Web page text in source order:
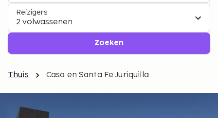
Reizigers
2 volwassenen
Zoeken
Thuis Casa en Santa Fe Juriquilla